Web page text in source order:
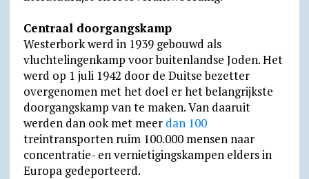
Centraal doorgangskamp
Westerbork werd in 1939 gebouwd als
vluchtelingenkamp voor buitenlandse Joden. Het
werd op 1 juli 1942 door de Duitse bezetter
overgenomen met het doel er het belangrijkste
doorgangskamp van te maken. Van daaruit
werden dan ook met meer dan 100
treintransporten ruim 100.000 mensen naar
concentratie- en vernietigingskampen elders in
Europa gedeporteerd.